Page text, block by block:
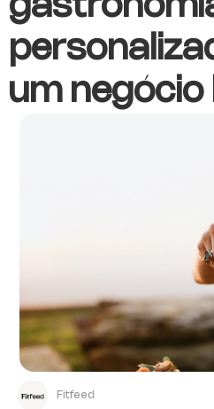
um negócio
Fitfeed